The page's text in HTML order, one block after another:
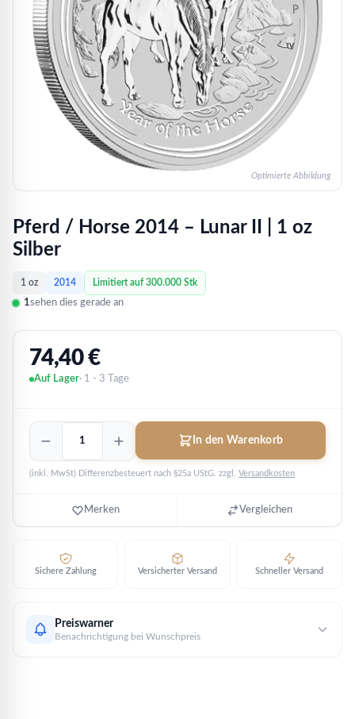
Optimierte Abbildung
Pferd / Horse 2014 – Lunar II | 1 oz
Silber
1 oz 2014 Limitiert auf 300.000 Stk
1sehen dies gerade an
74,40€
Auf Lager· 1 - 3 Tage
Pferd
Horse
2014
oz
In den Warenkorb
(inkl. MwSt) Differenzbesteuert nach §25a UStG. zzgl. Versandkosten
Merken Vergleichen
Sichere Zahlung Versicherter Versand Schneller Versand
Preiswarner
Benachrichtigung bei Wunschpreis